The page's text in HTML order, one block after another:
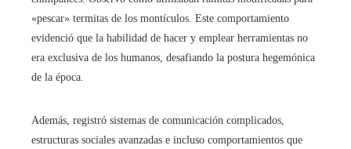
«pescar» termitas de los montículos. Este comportamiento
evidenció que la habilidad de hacer y emplear herramientas no
era exclusiva de los humanos, desafiando la postura hegemónica
de la época.
Además, registró sistemas de comunicación complicados,
estructuras sociales avanzadas e incluso comportamientos que